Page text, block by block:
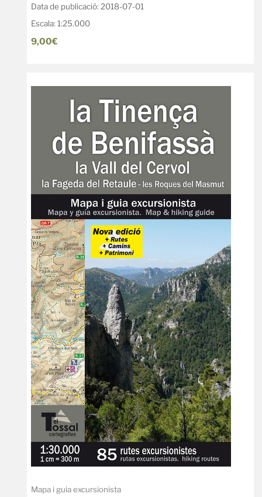
Data de publicació: 2018-07-01
Escala: 1:25.000
9,00€
Mapa i guia excursionista